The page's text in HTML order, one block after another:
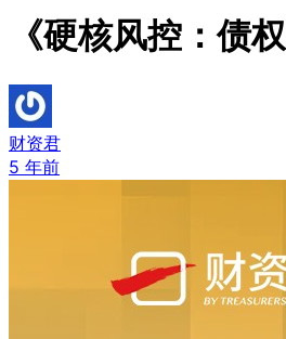
《硬核风控：债
财资君
5 年前